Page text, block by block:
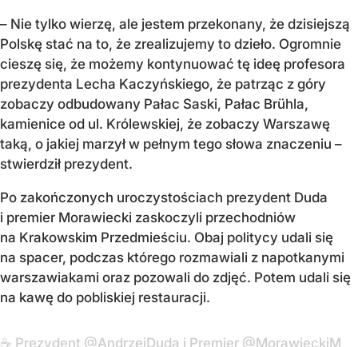
– Nie tylko wierzę, ale jestem przekonany, że dzisiejszą
Polskę stać na to, że zrealizujemy to dzieło. Ogromnie
cieszę się, że możemy kontynuować tę ideę profesora
prezydenta Lecha Kaczyńskiego, że patrząc z góry
zobaczy odbudowany Pałac Saski, Pałac Brühla,
kamienice od ul. Królewskiej, że zobaczy Warszawę
taką, o jakiej marzył w pełnym tego słowa znaczeniu –
stwierdził prezydent.
Po zakończonych uroczystościach prezydent Duda
i premier Morawiecki zaskoczyli przechodniów
na Krakowskim Przedmieściu. Obaj politycy udali się
na spacer, podczas którego rozmawiali z napotkanymi
warszawiakami oraz pozowali do zdjęć. Potem udali się
na kawę do pobliskiej restauracji.
☕ Prezydent @AndrzejDuda i Premier @MorawieckiM